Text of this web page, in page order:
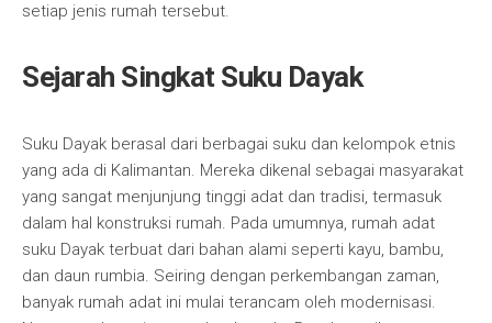
setiap jenis rumah tersebut.
Sejarah Singkat Suku Dayak
Suku Dayak berasal dari berbagai suku dan kelompok etnis
yang ada di Kalimantan. Mereka dikenal sebagai masyarakat
yang sangat menjunjung tinggi adat dan tradisi, termasuk
dalam hal konstruksi rumah. Pada umumnya, rumah adat
suku Dayak terbuat dari bahan alami seperti kayu, bambu,
dan daun rumbia. Seiring dengan perkembangan zaman,
banyak rumah adat ini mulai terancam oleh modernisasi.